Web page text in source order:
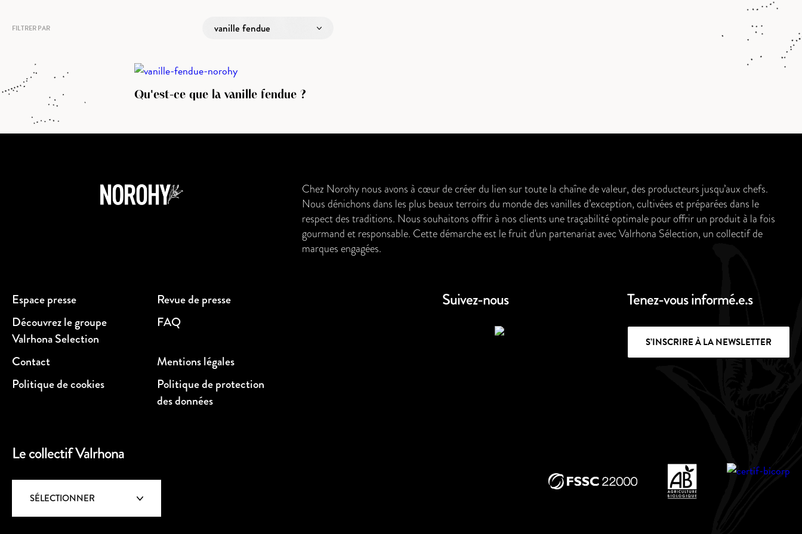
FILTRER PAR vanille fendue
Qu'est-ce que la vanille fendue ?
Chez Norohy nous avons à cœur de créer du lien sur toute la chaîne de valeur, des producteurs jusqu’aux chefs.
Nous dénichons dans les plus beaux terroirs du monde des vanilles d’exception, cultivées et préparées dans le
respect des traditions. Nous souhaitons offrir à nos clients une traçabilité optimale pour offrir un produit à la fois
gourmand et responsable. Cette démarche est le fruit d'un partenariat avec Valrhona Sélection, un collectif de
marques engagées.
Espace presse
Revue de presse
Découvrez le groupe
Valrhona Selection
FAQ
Contact
Mentions légales
Politique de cookies
Politique de protection
des données
Suivez-nous Tenez-vous informé.e.s
S’INSCRIRE À LA NEWSLETTER
Le collectif Valrhona
SÉLECTIONNER